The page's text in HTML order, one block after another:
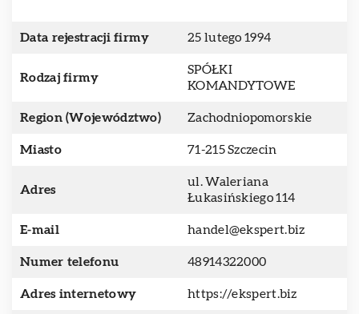
Data rejestracji firmy 25 lutego 1994
Rodzaj firmy
SPÓŁKI
KOMANDYTOWE
Region (Województwo) Zachodniopomorskie
Miasto 71-215 Szczecin
Adres
ul. Waleriana
Łukasińskiego 114
E-mail handel@ekspert.biz
Numer telefonu 48914322000
Adres internetowy https://ekspert.biz